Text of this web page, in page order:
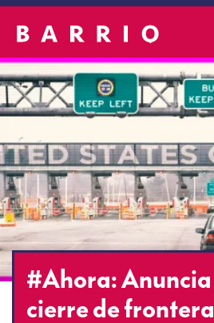
#Ahora:
cierre de